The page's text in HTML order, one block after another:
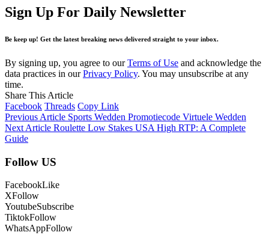
Sign Up For Daily Newsletter
Be keep up! Get the latest breaking news delivered straight to your inbox.
By signing up, you agree to ourTerms of Use and acknowledge the
data practices in ourPrivacy Policy. You may unsubscribe at any
time.
Share This Article
Facebook Threads Copy Link
Previous Article Sports Wedden Promotiecode Virtuele Wedden
Next Article Roulette Low Stakes USA High RTP: A Complete
Guide
Follow US
FacebookLike
XFollow
YoutubeSubscribe
TiktokFollow
WhatsAppFollow